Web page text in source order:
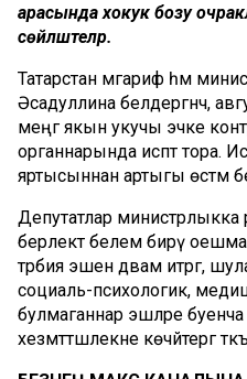
арасында хокук бозу
сөйләштеләр.
Татарстан мәгариф һәм
Әсадуллина белдергәнчә,
меңгә якын укучы эчке
органнарында исәптә тора.
яртысыннан артыгы өстәмә
Депутатлар
берлектә белем бирү
тәрбия эшен дәвам итәргә,
социаль-психологик,
булмаганнар эшләре
хезмәттәшлекне көчәйтергә